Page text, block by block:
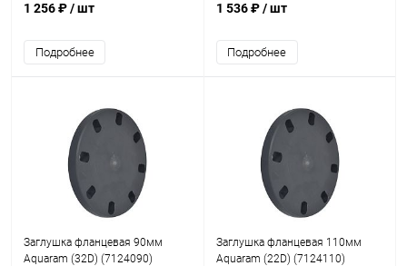
1 256 ₽/ шт
Подробнее
1 536 ₽/ шт
Подробнее
Заглушка фланцевая 90мм
Aquaram (32D) (7124090)
Заглушка фланцевая 110мм
Aquaram (22D) (7124110)